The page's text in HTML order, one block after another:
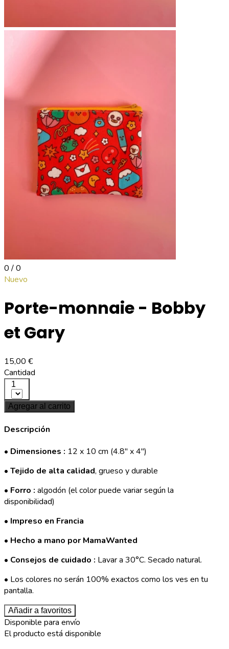
0 / 0
Nuevo
Porte-monnaie - Bobby
et Gary
15,00 €
Cantidad
1
Agregar al carrito
Descripción
• Dimensiones : 12 x 10 cm (4.8'' x 4'')
• Tejido de alta calidad, grueso y durable
• Forro : algodón (el color puede variar según la
disponibilidad)
• Impreso en Francia
• Hecho a mano por MamaWanted
• Consejos de cuidado : Lavar a 30°C. Secado natural.
• Los colores no serán 100% exactos como los ves en tu
pantalla.
Añadir a favoritos
Disponible para envío
El producto está disponible